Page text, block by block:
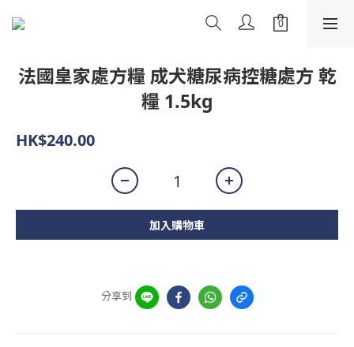
法國皇家處方糧 成犬糖尿病控糖處方 乾
糧 1.5kg
HK$240.00
加入購物車
分享到